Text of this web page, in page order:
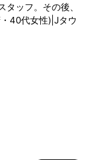
タッフ。その後、
40代女性)|Jタウ